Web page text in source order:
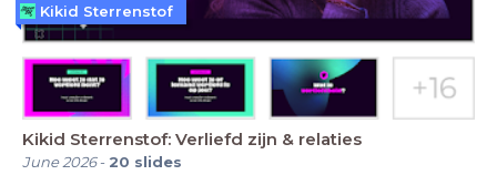
Kikid Sterrenstof: Verliefd zijn & relaties
June 2026- 20 slides
Kikid Sterrenstof